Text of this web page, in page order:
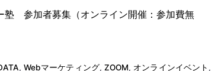
塾 参加者募集（オンライン開催：参加費無
,Webマーケティング, ZOOM, オンラインイベント ,